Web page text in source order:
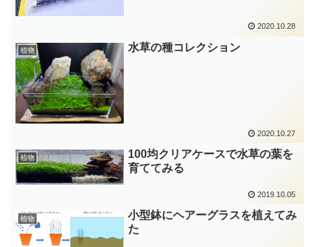
2020.10.28
植物 水草の種コレクション
2020.10.27
植物
100均クリアケースで水草の葉を
育ててみる
2019.10.05
植物
小型鉢にヘアーグラスを植えてみ
た